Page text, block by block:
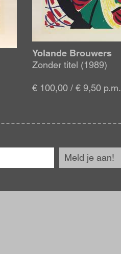
Yolande Brouwers
Zonder titel (1989)
€ 100,00 / € 9,50 p.m.
Meld je aan!